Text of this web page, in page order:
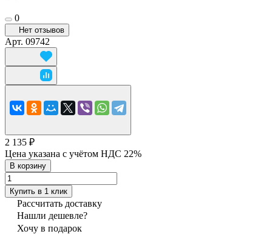
0
Нет отзывов
Арт. 09742
2 135 ₽
Цена указана с учётом НДС 22%
В корзину
Купить в 1 клик
Рассчитать доставку
Нашли дешевле?
Хочу в подарок